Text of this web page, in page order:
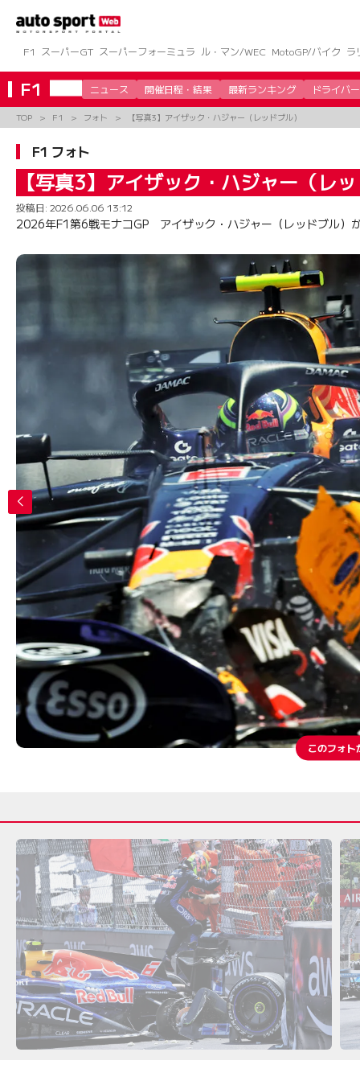
ツ
へ
ス
キ
ッ
F1 スーパーGT スーパーフォーミュラ ル・マン/WEC MotoGP/バイク ラ
F1 ニュース 開催日程・結果 最新ランキング ドライバー
TOP F1 フォト 【写真3】アイザック・ハジャー（レッドブル）
F1 フォト
【写真3】アイザック・ハジャー（レ
投稿日: 2026.06.06 13:12
2026年F1第6戦モナコGP アイザック・ハジャー（レッドブル）
このフォト